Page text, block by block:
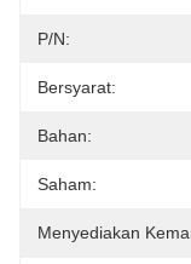
P/N:
Bersyarat:
Bahan:
Saham:
Menyediakan